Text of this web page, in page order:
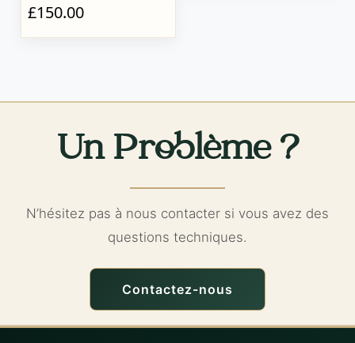
£150.00
Un Problème ?
N’hésitez pas à nous contacter si vous avez des
questions techniques.
Contactez-nous